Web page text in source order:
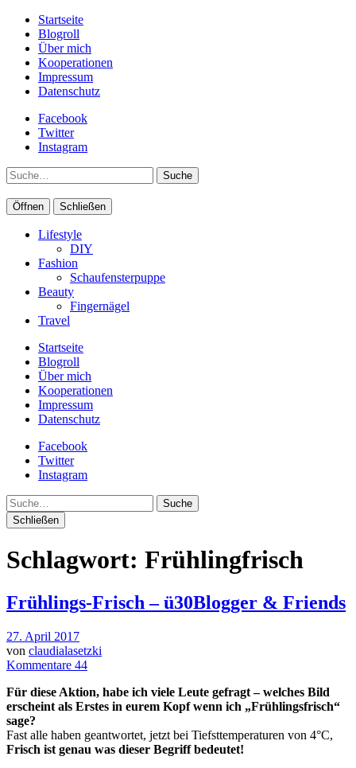
Startseite
Blogroll
Über mich
Kooperationen
Impressum
Datenschutz
Facebook
Twitter
Instagram
Suche
Öffnen Schließen
Lifestyle
DIY
Fashion
Schaufensterpuppe
Beauty
Fingernägel
Travel
Startseite
Blogroll
Über mich
Kooperationen
Impressum
Datenschutz
Facebook
Twitter
Instagram
Suche
Schließen
Schlagwort: Frühlingfrisch
Frühlings-Frisch – ü30Blogger & Friends
27. April 2017
von claudialasetzki
Kommentare 44
Für diese Aktion, habe ich viele Leute gefragt – welches Bild
erscheint als Erstes in eurem Kopf wenn ich „Frühlingsfrisch“
sage?
Fast alle haben geantwortet, jetzt bei Tiefsttemperaturen von 4°C,
Frisch ist genau was dieser Begriff bedeutet!